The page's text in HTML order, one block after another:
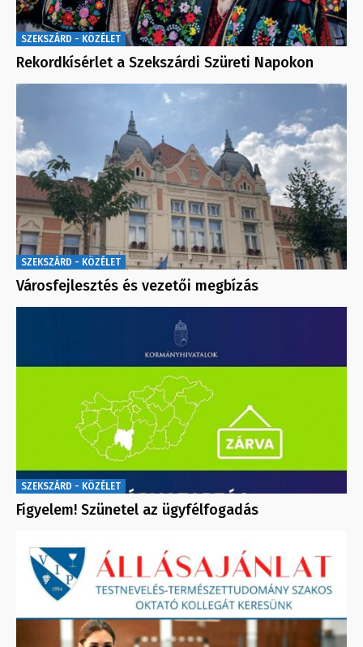
SZEKSZÁRD - KÖZÉLET
Rekordkísérlet a Szekszárdi Szüreti Napokon
SZEKSZÁRD - KÖZÉLET
Városfejlesztés és vezetői megbízás
SZEKSZÁRD - KÖZÉLET
Figyelem! Szünetel az ügyfélfogadás